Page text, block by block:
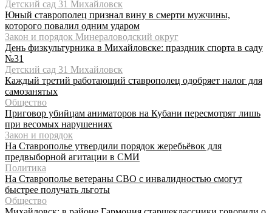
Детский сад 31 Михайловск
Юный ставрополец признал вину в смерти мужчины,
которого повалил одним ударом
Закон и порядок Минераловодский округ
День физкультурника в Михайловске: праздник спорта в саду
№31
Детский сад 31 Михайловск
Каждый третий работающий ставрополец одобряет налог для
самозанятых
Общество
Приговор убийцам аниматоров на Кубани пересмотрят лишь
при весомых нарушениях
Закон и порядок
На Ставрополье утвердили порядок жеребьёвок для
предвыборной агитации в СМИ
Политика
На Ставрополье ветераны СВО с инвалидностью смогут
быстрее получать льготы
Общество